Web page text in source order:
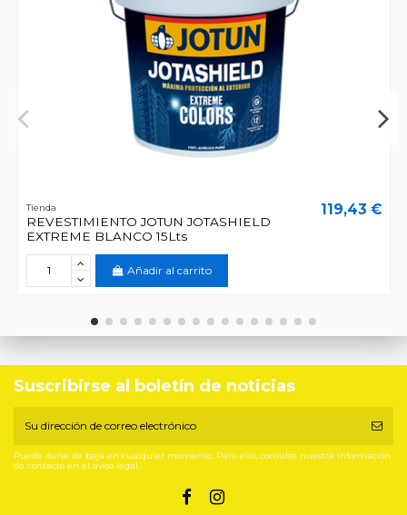
Tienda
REVESTIMIENTO JOTUN JOTASHIELD
EXTREME BLANCO 15Lts
119,43 €
Añadir al carrito
Suscribirse al boletín de noticias
Puede darse de baja en cualquier momento. Para ello, consulte nuestra información
de contacto en el aviso legal.